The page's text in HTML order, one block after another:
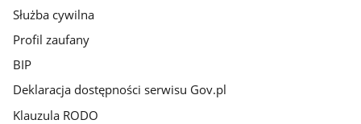
Służba cywilna
Profil zaufany
BIP
Deklaracja dostępności serwisu Gov.pl
Klauzula RODO